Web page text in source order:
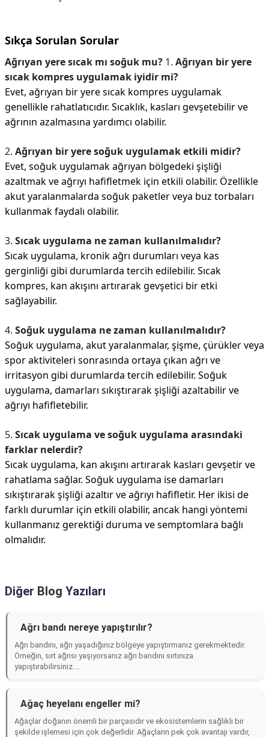
Sıkça Sorulan Sorular
Ağrıyan yere sıcak mı soğuk mu? 1. Ağrıyan bir yere
sıcak kompres uygulamak iyidir mi?
Evet, ağrıyan bir yere sıcak kompres uygulamak
genellikle rahatlatıcıdır. Sıcaklık, kasları gevşetebilir ve
ağrının azalmasına yardımcı olabilir.
2. Ağrıyan bir yere soğuk uygulamak etkili midir?
Evet, soğuk uygulamak ağrıyan bölgedeki şişliği
azaltmak ve ağrıyı hafifletmek için etkili olabilir. Özellikle
akut yaralanmalarda soğuk paketler veya buz torbaları
kullanmak faydalı olabilir.
3. Sıcak uygulama ne zaman kullanılmalıdır?
Sıcak uygulama, kronik ağrı durumları veya kas
gerginliği gibi durumlarda tercih edilebilir. Sıcak
kompres, kan akışını artırarak gevşetici bir etki
sağlayabilir.
4. Soğuk uygulama ne zaman kullanılmalıdır?
Soğuk uygulama, akut yaralanmalar, şişme, çürükler veya
spor aktiviteleri sonrasında ortaya çıkan ağrı ve
irritasyon gibi durumlarda tercih edilebilir. Soğuk
uygulama, damarları sıkıştırarak şişliği azaltabilir ve
ağrıyı hafifletebilir.
5. Sıcak uygulama ve soğuk uygulama arasındaki
farklar nelerdir?
Sıcak uygulama, kan akışını artırarak kasları gevşetir ve
rahatlama sağlar. Soğuk uygulama ise damarları
sıkıştırarak şişliği azaltır ve ağrıyı hafifletir. Her ikisi de
farklı durumlar için etkili olabilir, ancak hangi yöntemi
kullanmanız gerektiği duruma ve semptomlara bağlı
olmalıdır.
Diğer Blog Yazıları
Ağrı bandı nereye yapıştırılır?
Ağrı bandını, ağrı yaşadığınız bölgeye yapıştırmanız gerekmektedir.
Örneğin, sırt ağrısı yaşıyorsanız ağrı bandını sırtınıza
yapıştırabilirsiniz....
Ağaç heyelanı engeller mi?
Ağaçlar doğanın önemli bir parçasıdır ve ekosistemlerin sağlıklı bir
şekilde işlemesi için çok değerlidir. Ağaçların pek çok avantajı vardır,